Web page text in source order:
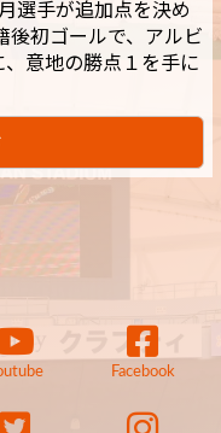
選手が追加点を決め
後初ゴールで、アルビ
、意地の勝点１を手に
Facebook